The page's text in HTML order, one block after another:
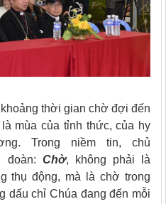
thời gian chờ đợi đến
mùa của tỉnh thức, của hy
Trong niềm tin, chủ
đoàn: Chờ, không phải là
thụ động, mà là chờ trong
dấu chỉ Chúa đang đến mỗi